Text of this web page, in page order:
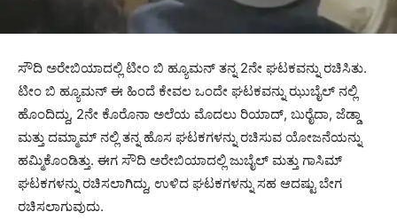
ಸೌದಿ ಅರೇಬಿಯಾದಲ್ಲಿ ಟೀಂ ಬಿ ಹ್ಯೂಮನ್ ತನ್ನ 2ನೇ ಘಟಕವನ್ನು ರಚಿಸಿತು.
ಟೀಂ ಬಿ ಹ್ಯೂಮನ್ ಈ ಹಿಂದೆ ಕೇವಲ ಒಂದೇ ಘಟಕವನ್ನು ಝುಬೈಲ್ ನಲ್ಲಿ
ಹೊಂದಿದ್ದು, 2ನೇ ಕೊರೊನಾ ಅಲೆಯ ಮೊದಲು ರಿಯಾದ್, ಬುರೈದಾ, ಜೆಡ್ಡಾ
ಮತ್ತು ದಮ್ಮಾಮ್ ನಲ್ಲಿ ತನ್ನ ಹೊಸ ಘಟಕಗಳನ್ನು ರಚಿಸುವ ಯೋಜನೆಯನ್ನು
ಹಮ್ಮಿಕೊಂಡಿತ್ತು. ಈಗ ಸೌದಿ ಅರೇಬಿಯಾದಲ್ಲಿ ಜುಬೈಲ್ ಮತ್ತು ಗಾಸಿಮ್
ಘಟಕಗಳನ್ನು ರಚಿಸಲಾಗಿದ್ದು, ಉಳಿದ ಘಟಕಗಳನ್ನು ಸಹ ಆದಷ್ಟು ಬೇಗ
ರಚಿಸಲಾಗುವುದು.